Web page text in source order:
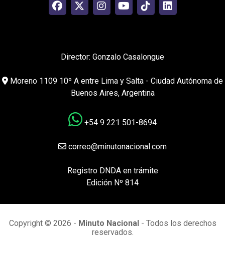
Director: Gonzalo Casalongue
Moreno 1109 10º A entre Lima y Salta - Ciudad Autónoma de
Buenos Aires, Argentina
+54 9 221 501-8694
correo@minutonacional.com
Registro DNDA en trámite
Edición Nº 814
Copyright © 2026 - Minuto Nacional- Todos los derechos
reservados.